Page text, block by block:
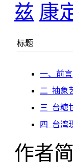
兹 康
标题
一、前言
二 抽象
三 台糖
四 台湾
作者